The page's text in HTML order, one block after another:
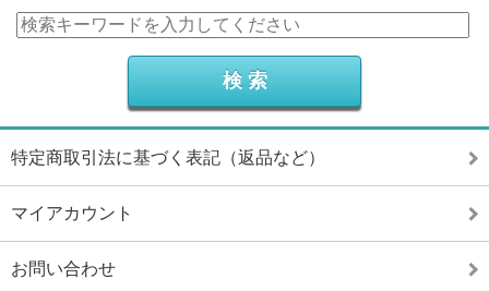
特定商取引法に基づく表記（返品など）
マイアカウント
お問い合わせ